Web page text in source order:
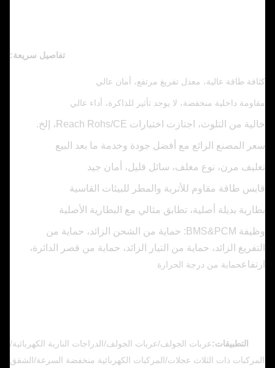
تفاصيل سريعة:
كثافة طاقة عالية، معدل تفريغ مرتفع، أمان عالي
مقاومة داخلية منخفضة، لا يوجد تأثير للذاكرة، أداء عالي
خالية من التلوث، اجتازت اختبارات Reach Rohs/CE، إلخ.
سعر المصنع الرائع مع أفضل جودة وخدمة ما بعد البيع
تغليف مرن، نوع مغلف، سائل قليل، أمان جيد
قابس طاقة مقاوم للأتربة والمطر للبيئات القاسية
بطارية بديلة أصلية، تطابق مثالي مع البطارية الأصلية
وظيفة BMS&PCM: حماية من الشحن الزائد، حماية من
التفريغ الزائد، حماية من التيار الزائد، حماية من قصر الدائرة،
ارتفاعحماية من درجة الحرارة
التطبيقات:عربات الجولف/عربات الجولف/الدراجات النارية الكهربائية/
المركبات ذات الثلاث عجلات/المركبات الكهربائية منخفضة السرعة/الشقق